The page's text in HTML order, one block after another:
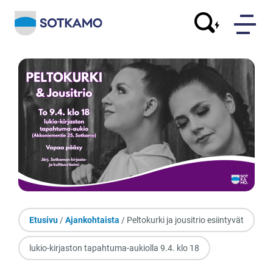
Etusivu/Ajankohtaista / Peltokurki ja jousitrio esiintyvät
lukio-kirjaston tapahtuma-aukiolla 9.4. klo 18